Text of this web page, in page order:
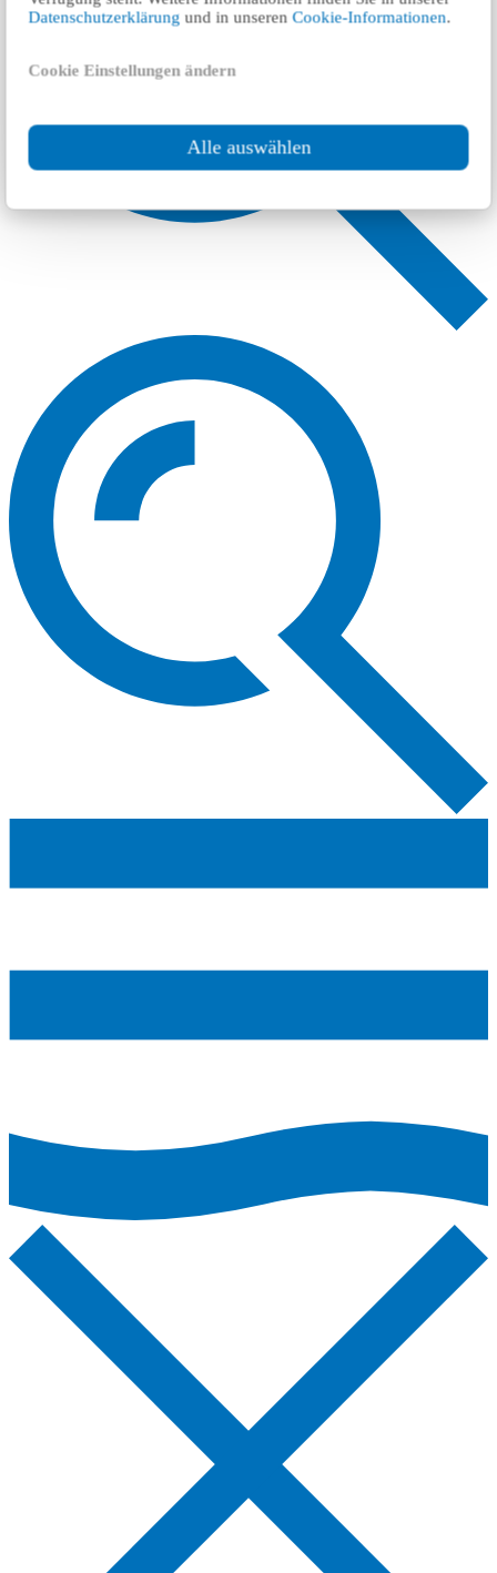
Datenschutzerklärung und in unserenCookie-Informationen.
Cookie Einstellungen ändern
Alle auswählen